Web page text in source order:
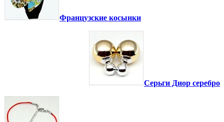
Французские косынки
Серьги Диор серебро